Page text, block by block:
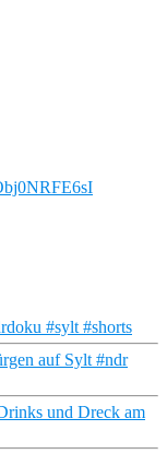
#sylt #shorts
auf Sylt #ndr
und Dreck am